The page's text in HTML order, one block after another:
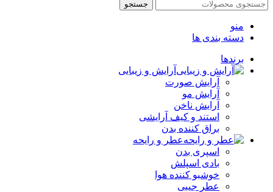
جستجو
منو
دسته بندی ها
برندها
آرایش و زیبایی
آرایش صورت
آرایش مو
آرایش ناخن
استند و کیف آرایشی
براق کننده بدن
عطر و رایحه
اسپری بدن
بادی اسپلش
خوشبو کننده هوا
عطر جیبی